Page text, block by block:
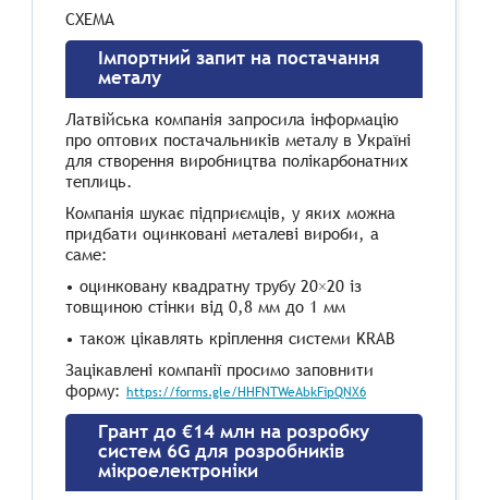
СХЕМА
Імпортний запит на постачання
металу
Латвійська компанія запросила інформацію
про оптових постачальників металу в Україні
для створення виробництва полікарбонатних
теплиць.
Компанія шукає підприємців, у яких можна
придбати оцинковані металеві вироби, а
саме:
• оцинковану квадратну трубу 20×20 із
товщиною стінки від 0,8 мм до 1 мм
• також цікавлять кріплення системи KRAB
Зацікавлені компанії просимо заповнити
форму: https://forms.gle/HHFNTWeAbkFipQNX6
Грант до €14 млн на розробку
систем 6G для розробників
мікроелектроніки